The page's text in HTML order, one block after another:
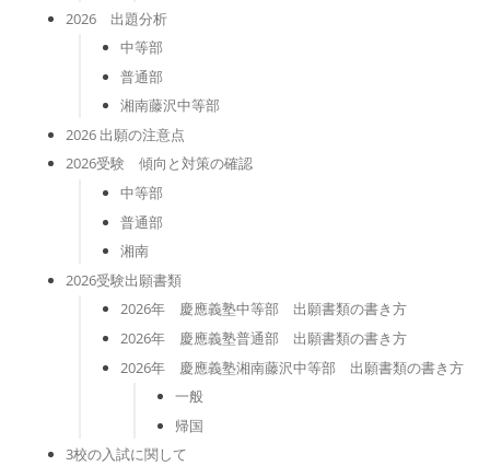
2026 出題分析
中等部
普通部
湘南藤沢中等部
2026 出願の注意点
2026受験 傾向と対策の確認
中等部
普通部
湘南
2026受験出願書類
2026年 慶應義塾中等部 出願書類の書き方
2026年 慶應義塾普通部 出願書類の書き方
2026年 慶應義塾湘南藤沢中等部 出願書類の書き方
一般
帰国
3校の入試に関して